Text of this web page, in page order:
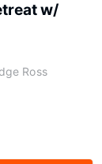
w/
Ross